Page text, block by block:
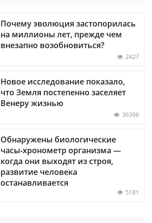
Почему эволюция застопорилась
на миллионы лет, прежде чем
внезапно возобновиться?
2427
Новое исследование показало,
что Земля постепенно заселяет
Венеру жизнью
36396
Обнаружены биологические
часы-хронометр организма —
когда они выходят из строя,
развитие человека
останавливается
5181